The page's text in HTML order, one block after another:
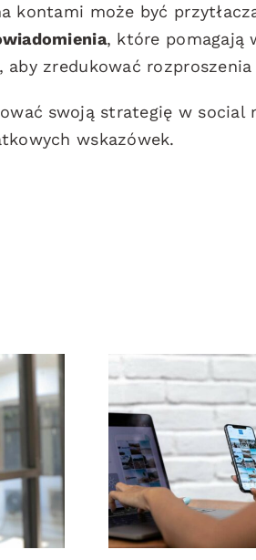
kontami może być
, które pomagają
aby zredukować
swoją strategię w social
wskazówek.
Najlepsze 3
do
pomysłów
(treści
przez